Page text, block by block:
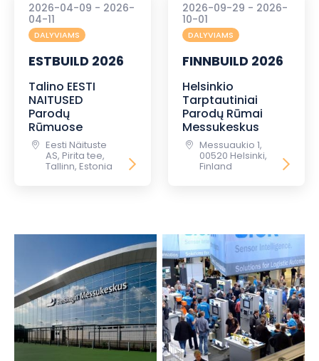
2026-04-09 - 2026-
04-11
DALYVIAMS
ESTBUILD 2026
Talino EESTI
NAITUSED
Parodų
Rūmuose
Eesti Näituste
AS, Pirita tee,
Tallinn, Estonia
2026-09-29 - 2026-
10-01
DALYVIAMS
FINNBUILD 2026
Helsinkio
Tarptautiniai
Parodų Rūmai
Messukeskus
Messuaukio 1,
00520 Helsinki,
Finland